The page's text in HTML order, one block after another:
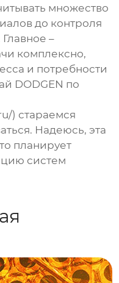
множество
до контроля
–
комплексно,
и потребности
DODGEN по
) стараемся
Надеюсь, эта
планирует
систем